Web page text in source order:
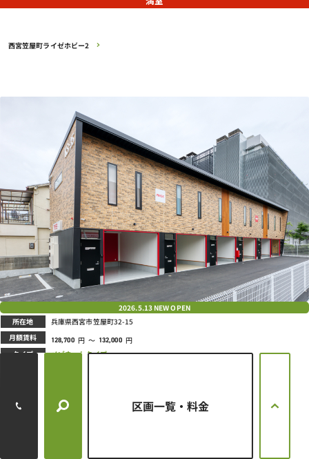
西宮笠屋町ライゼホビー2
2026.5.13NEW OPEN
所在地 兵庫県西宮市笠屋町32-15
月額賃料 128,700 円 ～ 132,000 円
タイプ メゾネットタイプ
区画一覧・料金